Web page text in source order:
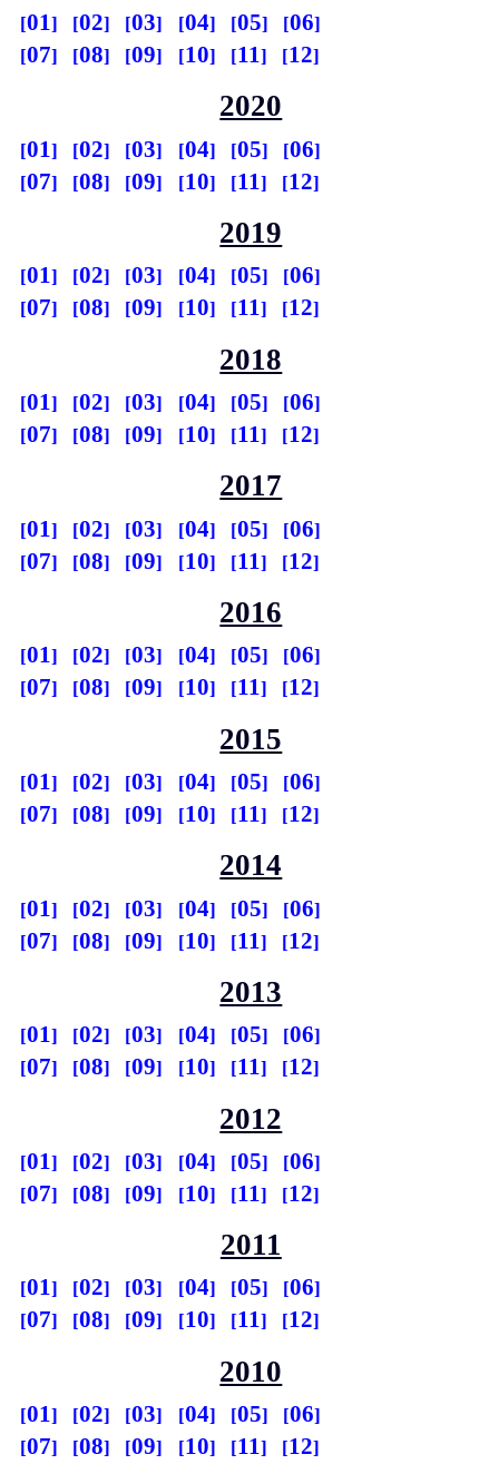
01 02 03 04 05
06
07
08 09 10 11 12
2020
01 02 03 04 05
06
07
08 09 10 11 12
2019
01 02 03 04 05
06
07
08 09 10 11 12
2018
01 02 03 04 05
06
07
08 09 10 11 12
2017
01 02 03 04 05
06
07
08 09 10 11 12
2016
01 02 03 04 05
06
07
08 09 10 11 12
2015
01 02 03 04 05
06
07
08 09 10 11 12
2014
01 02 03 04 05
06
07
08 09 10 11 12
2013
01 02 03 04 05
06
07
08 09 10 11 12
2012
01 02 03 04 05
06
07
08 09 10 11 12
2011
01 02 03 04 05
06
07
08 09 10 11 12
2010
01 02 03 04 05
06
07
08 09 10 11 12